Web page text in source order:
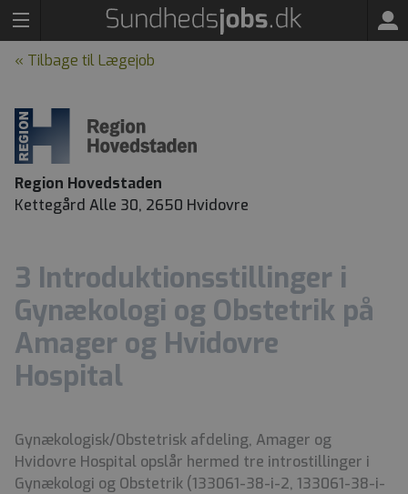
« Tilbage til Lægejob
Region Hovedstaden
Kettegård Alle 30, 2650 Hvidovre
3 Introduktionsstillinger i
Gynækologi og Obstetrik på
Amager og Hvidovre
Hospital
Gynækologisk/Obstetrisk afdeling, Amager og
Hvidovre Hospital opslår hermed tre introstillinger i
Gynækologi og Obstetrik (133061-38-i-2, 133061-38-i-